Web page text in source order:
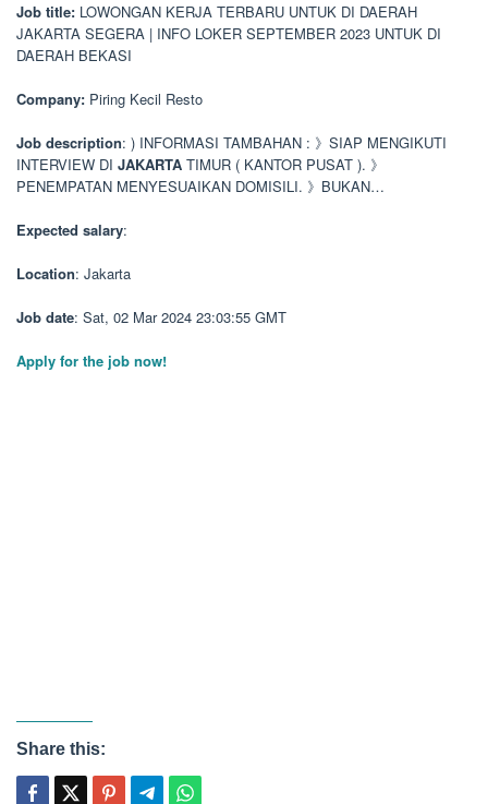
Job title: LOWONGAN KERJA TERBARU UNTUK DI DAERAH
JAKARTA SEGERA | INFO LOKER SEPTEMBER 2023 UNTUK DI
DAERAH BEKASI
Company: Piring Kecil Resto
Job description: ) INFORMASI TAMBAHAN : 》SIAP MENGIKUTI
INTERVIEW DI JAKARTA TIMUR ( KANTOR PUSAT ). 》
PENEMPATAN MENYESUAIKAN DOMISILI. 》BUKAN…
Expected salary:
Location: Jakarta
Job date: Sat, 02 Mar 2024 23:03:55 GMT
Apply for the job now!
Share this: